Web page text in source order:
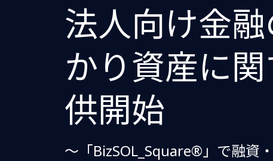
法人向け金
かり資産に
供開始
～「BizSOL_Square®」で融資